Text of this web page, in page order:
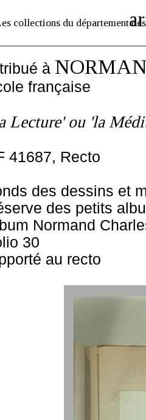
collections du département des
à
française
Lecture' ou 'la
41687, Recto
des dessins et
des petits
Normand
30
au recto